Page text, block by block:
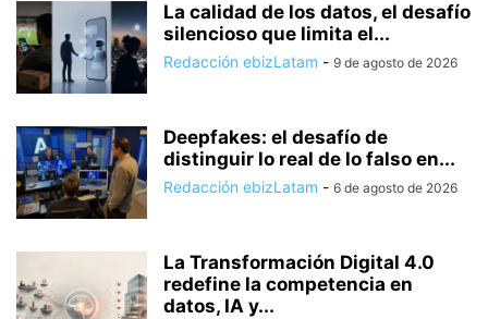
La calidad de los datos, el desafío
silencioso que limita el...
Redacción ebizLatam - 9 de agosto de 2026
Deepfakes: el desafío de
distinguir lo real de lo falso en...
Redacción ebizLatam - 6 de agosto de 2026
La Transformación Digital 4.0
redefine la competencia en
datos, IA y...